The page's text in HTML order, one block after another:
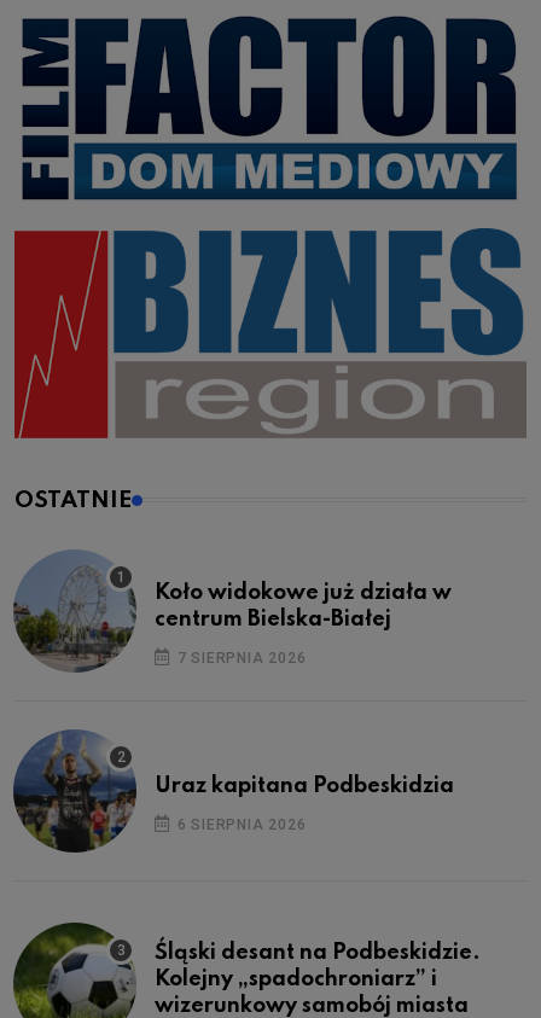
OSTATNIE
Koło widokowe już działa w
centrum Bielska-Białej
7 SIERPNIA 2026
Uraz kapitana Podbeskidzia
6 SIERPNIA 2026
Śląski desant na Podbeskidzie.
Kolejny „spadochroniarz” i
wizerunkowy samobój miasta